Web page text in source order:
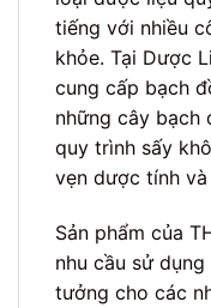
tiếng với nhiều
khỏe. Tại Dược
cung cấp bạch
những cây bạch
quy trình sấy
vẹn dược tính
Sản phẩm của
nhu cầu sử
tưởng cho các